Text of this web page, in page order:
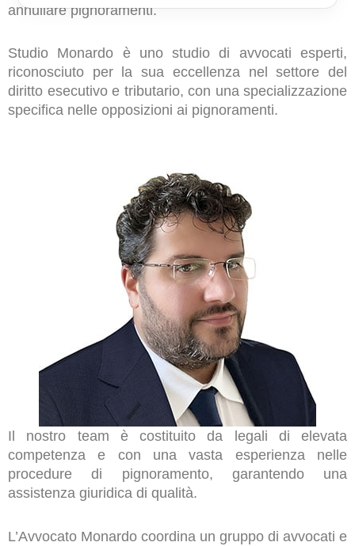
annullare pignoramenti.
Studio Monardo è uno studio di avvocati esperti,
riconosciuto per la sua eccellenza nel settore del
diritto esecutivo e tributario, con una specializzazione
specifica nelle opposizioni ai pignoramenti.
Il nostro team è costituito da legali di elevata
competenza e con una vasta esperienza nelle
procedure di pignoramento, garantendo una
assistenza giuridica di qualità.
L’Avvocato Monardo coordina un gruppo di avvocati e